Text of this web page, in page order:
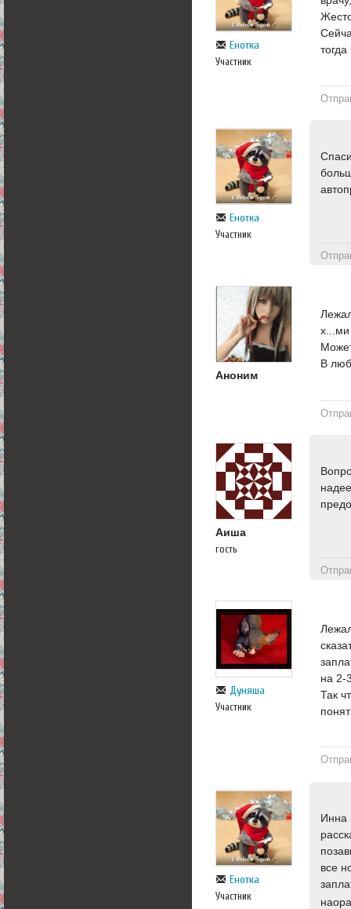
Енотка
Участник
Енотка
Участник
Аноним
В
Аиша
гость
Дуняша
Участник
на 2-
Так
Енотка
Участник
Инна
все